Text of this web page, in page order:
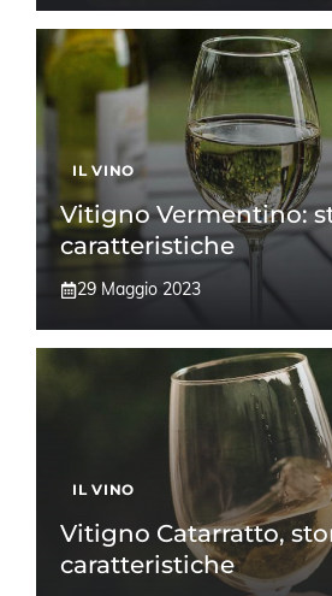
IL VINO
Vitigno Vermentino:
caratteristiche
29 Maggio 2023
IL VINO
Vitigno Catarratto,
caratteristiche